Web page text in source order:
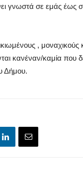
γνωστά σε εμάς
, μοναχικούς
κανέναν/καμία που
Δήμου.